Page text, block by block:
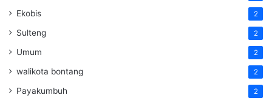
Ekobis 2
Sulteng 2
Umum 2
walikota bontang 2
Payakumbuh 2